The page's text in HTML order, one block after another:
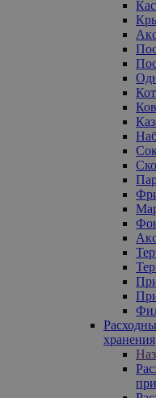
хранения